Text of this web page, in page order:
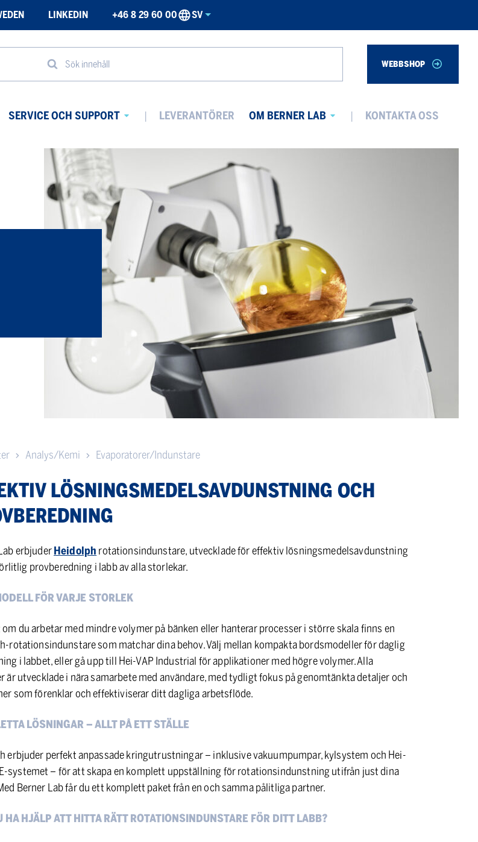
LINKEDIN +46 8 29 60 00 SV
Sök innehåll WEBBSHOP
SERVICE OCH SUPPORT
LEVERANTÖRER
OM BERNER LAB
KONTAKTA OSS
Analys/Kemi Evaporatorer/Indunstare
LÖSNINGSMEDELSAVDUNSTNING OCH
erbjuderHeidolph rotationsindunstare, utvecklade för effektiv lösningsmedelsavdunstning
provberedning i labb av alla storlekar.
FÖR VARJE STORLEK
du arbetar med mindre volymer på bänken eller hanterar processer i större skala finns en
rotationsindunstare som matchar dina behov. Välj mellan kompakta bordsmodeller för daglig
i labbet, eller gå upp till Hei-VAP Industrial för applikationer med högre volymer. Alla
är utvecklade i nära samarbete med användare, med tydligt fokus på genomtänkta detaljer och
som förenklar och effektiviserar ditt dagliga arbetsflöde.
LÖSNINGAR – ALLT PÅ ETT STÄLLE
erbjuder perfekt anpassade kringutrustningar – inklusive vakuumpumpar, kylsystem och Hei-
systemet – för att skapa en komplett uppställning för rotationsindunstning utifrån just dina
Berner Lab får du ett komplett paket från en och samma pålitliga partner.
HA HJÄLP ATT HITTA RÄTT ROTATIONSINDUNSTARE FÖR DITT LABB?